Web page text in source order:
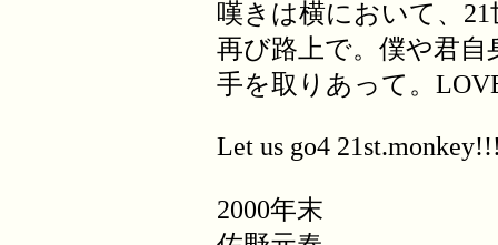
嘆きは横において、
再び路上で。僕や君
手を取りあって。
Let us go4
2000年末